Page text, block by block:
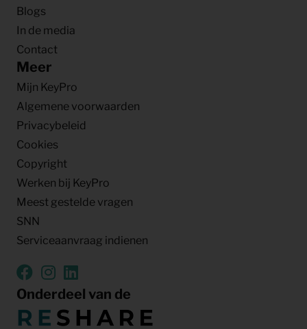
Blogs
In de media
Contact
Meer
Mijn KeyPro
Algemene voorwaarden
Privacybeleid
Cookies
Copyright
Werken bij KeyPro
Meest gestelde vragen
SNN
Serviceaanvraag indienen
Onderdeel van de